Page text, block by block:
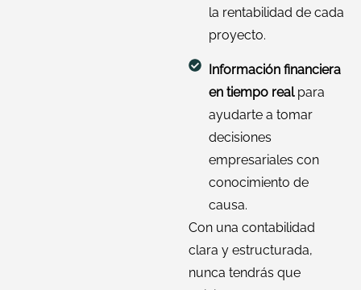
la rentabilidad de cada
proyecto.
Información financiera
en tiempo real para
ayudarte a tomar
decisiones
empresariales con
conocimiento de
causa.
Con una contabilidad
clara y estructurada,
nunca tendrás que